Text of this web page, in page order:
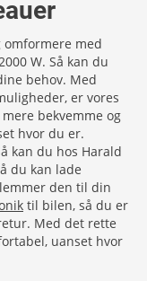
med
W. Så kan du
behov. Med
er vores
bekvemme og
hvor du er.
kan du hos Harald
du kan lade
den til din
til bilen, så du er
Med det rette
uanset hvor